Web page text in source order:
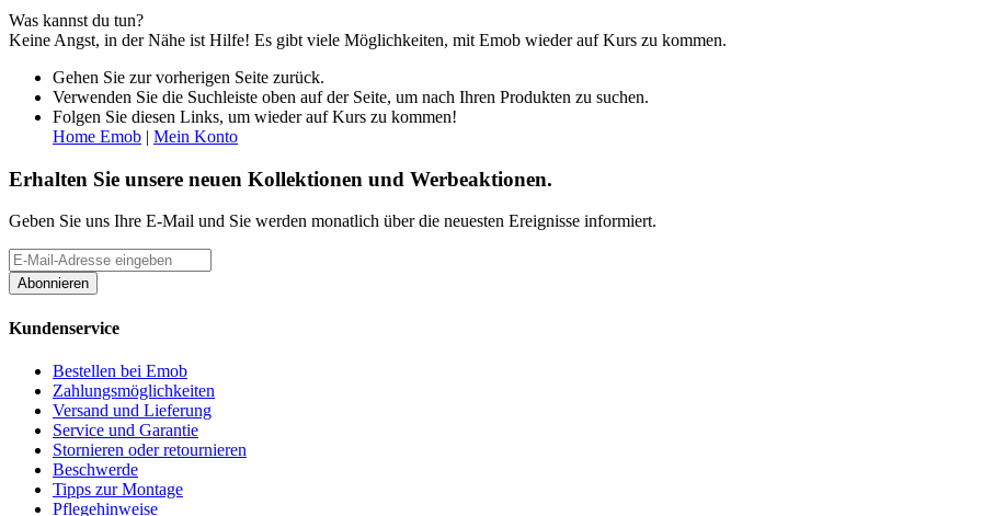
Was kannst du tun?
Keine Angst, in der Nähe ist Hilfe! Es gibt viele Möglichkeiten, mit Emob wieder auf Kurs zu kommen.
Gehen Sie zur vorherigen Seite zurück.
Verwenden Sie die Suchleiste oben auf der Seite, um nach Ihren Produkten zu suchen.
Folgen Sie diesen Links, um wieder auf Kurs zu kommen!
Home Emob | Mein Konto
Erhalten Sie unsere neuen Kollektionen und Werbeaktionen.
Geben Sie uns Ihre E-Mail und Sie werden monatlich über die neuesten Ereignisse informiert.
Abonnieren
Kundenservice
Bestellen bei Emob
Zahlungsmöglichkeiten
Versand und Lieferung
Service und Garantie
Stornieren oder retournieren
Beschwerde
Tipps zur Montage
Pflegehinweise